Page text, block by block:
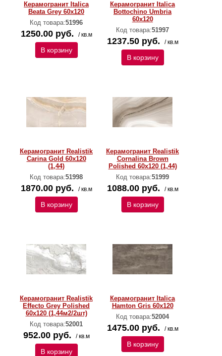
Керамогранит Italica
Beata Grey 60x120
Код товара:51996
1250.00 руб. / кв.м
В корзину
Керамогранит Italica
Bottochino Umbria
60x120
Код товара:51997
1237.50 руб. / кв.м
В корзину
Керамогранит Realistik
Carina Gold 60x120
(1,44)
Код товара:51998
1870.00 руб. / кв.м
В корзину
Керамогранит Realistik
Cornalina Brown
Polished 60x120 (1,44)
Код товара:51999
1088.00 руб. / кв.м
В корзину
Керамогранит Realistik
Effecto Grey Polished
60x120 (1,44м2/2шт)
Код товара:52001
952.00 руб. / кв.м
В корзину
Керамогранит Italica
Hamton Gris 60x120
Код товара:52004
1475.00 руб. / кв.м
В корзину